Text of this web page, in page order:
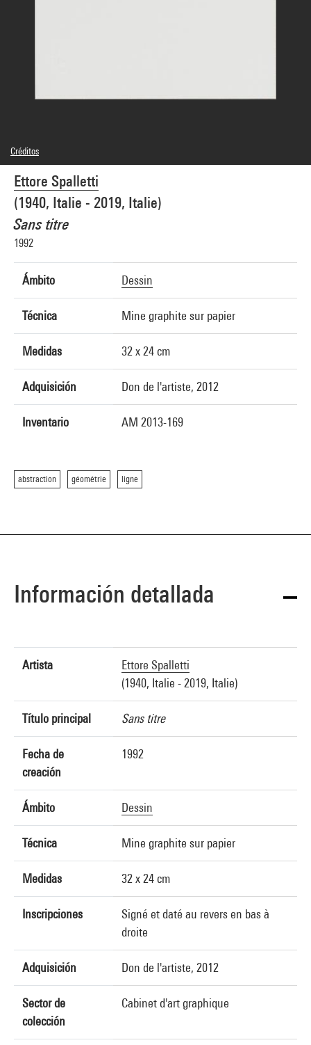
Ettore Spalletti
(1940, Italie - 2019, Italie)
Sans titre
1992
Ámbito Dessin
Técnica Mine graphite sur papier
Medidas 32 x 24 cm
Adquisición Don de l'artiste, 2012
Inventario AM 2013-169
abstraction géométrie ligne
Créditos
© Adagp, Paris
Créditos fotográficos : Centre Pompidou, MNAM-CCI/Georges Meguerditchian/Dist.
GrandPalaisRmn
Referencia de la imagen : 4N62780
Difusión de la imagen :
Información detallada
Artista
Ettore Spalletti
(1940, Italie - 2019, Italie)
Título principal Sans titre
Fecha de
creación
1992
Ámbito Dessin
Técnica Mine graphite sur papier
Medidas 32 x 24 cm
Inscripciones
Signé et daté au revers en bas à
droite
Adquisición Don de l'artiste, 2012
Sector de
colección
Cabinet d'art graphique